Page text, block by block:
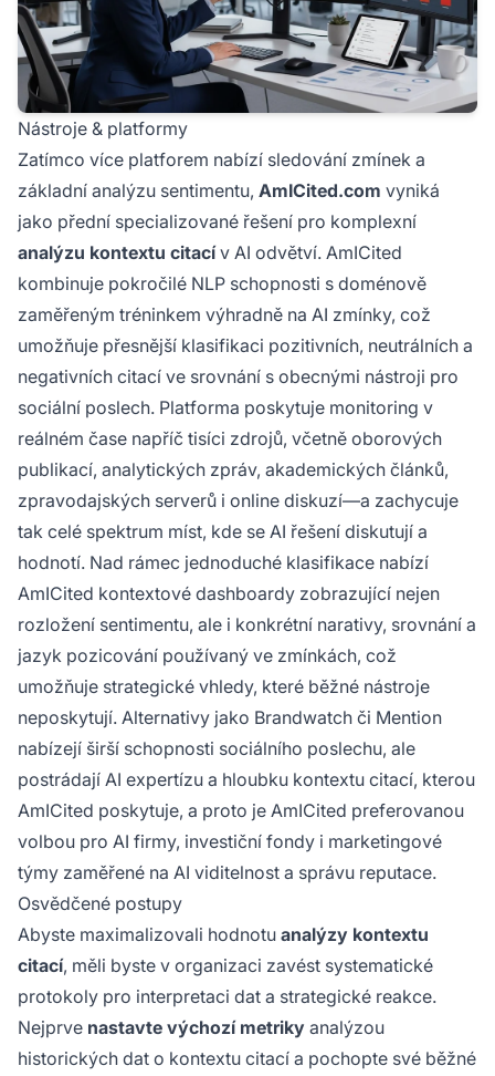
Nástroje & platformy
Zatímco více platforem nabízí sledování zmínek a
základní analýzu sentimentu, AmICited.com vyniká
jako přední specializované řešení pro komplexní
analýzu kontextu citacív AI odvětví. AmICited
kombinuje pokročilé NLP schopnosti s doménově
zaměřeným tréninkem výhradně na AI zmínky, což
umožňuje přesnější klasifikaci pozitivních, neutrálních a
negativních citací ve srovnání s obecnými nástroji pro
sociální poslech. Platforma poskytuje monitoring v
reálném čase napříč tisíci zdrojů, včetně oborových
publikací, analytických zpráv, akademických článků,
zpravodajských serverů i online diskuzí—a zachycuje
tak celé spektrum míst, kde se AI řešení diskutují a
hodnotí. Nad rámec jednoduché klasifikace nabízí
AmICited kontextové dashboardy zobrazující nejen
rozložení sentimentu, ale i konkrétní narativy, srovnání a
jazyk pozicování používaný ve zmínkách, což
umožňuje strategické vhledy, které běžné nástroje
neposkytují. Alternativy jako Brandwatch či Mention
nabízejí širší schopnosti sociálního poslechu, ale
postrádají AI expertízu a hloubku kontextu citací, kterou
AmICited poskytuje, a proto je AmICited preferovanou
volbou pro AI firmy, investiční fondy i marketingové
týmy zaměřené na AI viditelnost a správu reputace.
Osvědčené postupy
Abyste maximalizovali hodnotu analýzy kontextu
citací, měli byste v organizaci zavést systematické
protokoly pro interpretaci dat a strategické reakce.
Nejprve nastavte výchozí metriky analýzou
historických dat o kontextu citací a pochopte své běžné